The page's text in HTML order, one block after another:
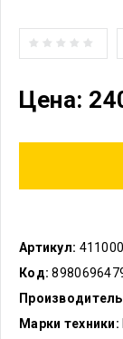
Артикул:
Код:
Марки техники:
Цена: